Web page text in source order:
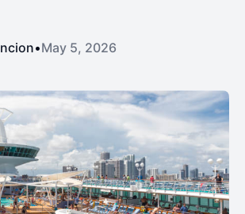
•May 5, 2026